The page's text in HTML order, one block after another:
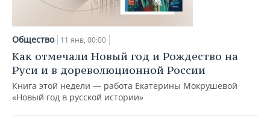
Общество 11 янв, 00:00
Как отмечали Новый год и Рождество на
Руси и в дореволюционной России
Книга этой недели — работа Екатерины Мокрушевой
«Новый год в русской истории»